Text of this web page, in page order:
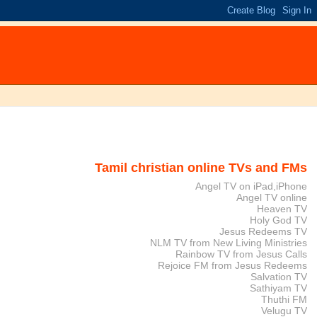
Tamil christian online TVs and FMs
Angel TV on iPad,iPhone
Angel TV online
Heaven TV
Holy God TV
Jesus Redeems TV
NLM TV from New Living Ministries
Rainbow TV from Jesus Calls
Rejoice FM from Jesus Redeems
Salvation TV
Sathiyam TV
Thuthi FM
Velugu TV